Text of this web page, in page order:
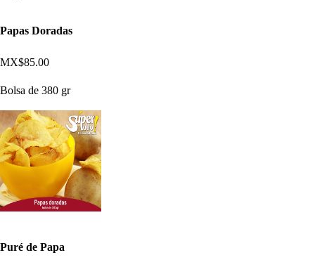
Papas Doradas
MX$85.00
Bolsa de 380 gr
Puré de Papa